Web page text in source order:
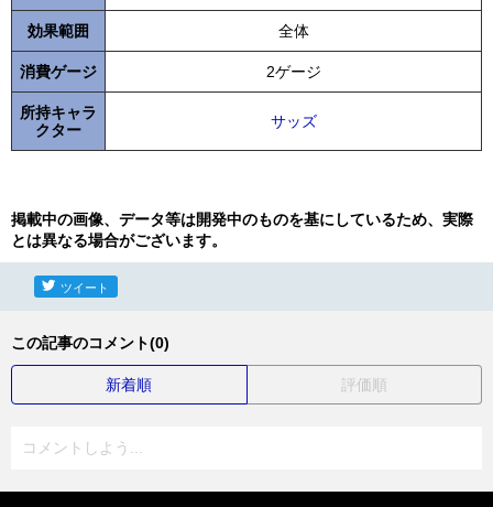
効果範囲 全体
消費ゲージ 2ゲージ
所持キャラ
クター
サッズ
掲載中の画像、データ等は開発中のものを基にしているため、実際
とは異なる場合がございます。
ツイート
この記事のコメント(0)
新着順 評価順
コメントしよう...